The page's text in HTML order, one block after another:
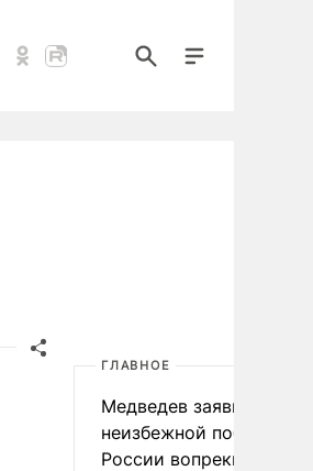
ГЛАВНОЕ
Медведев заявил о
неизбежной победе
России вопреки словам